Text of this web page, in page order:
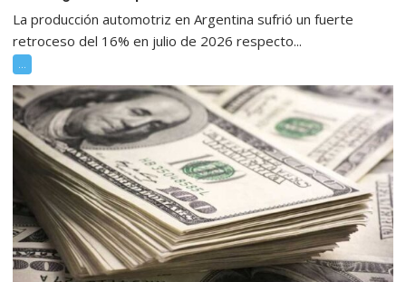
La producción automotriz en Argentina sufrió un fuerte
retroceso del 16% en julio de 2026 respecto...